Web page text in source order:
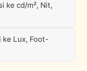
ke cd/m², Nit,
Lux, Foot-